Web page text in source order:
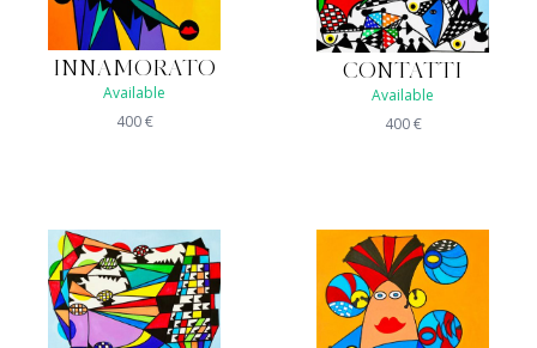
INNAMORATO
Available
400€
CONTATTI
Available
400€